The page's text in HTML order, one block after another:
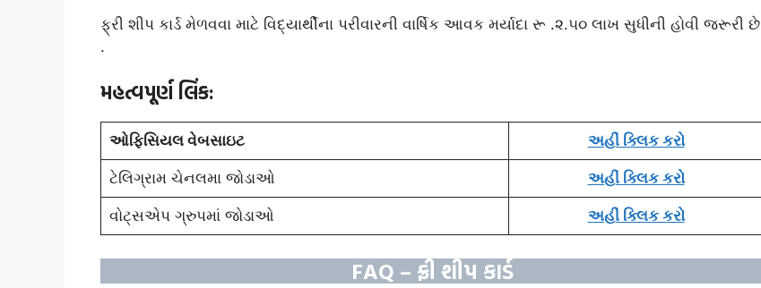
ફ્રી શીપ કાર્ડ મેળવવા માટે વિદ્યાર્થીના પરીવારની વાર્ષિક આવક મર્યાદા રૂ .૨.૫૦ લાખ સુધીની હોવી જરૂરી છે
.
મહત્વપૂર્ણ લિંક:
ઓફિસિયલ વેબસાઇટ અહીં ક્લિક કરો
ટેલિગ્રામ ચેનલમા જોડાઓ અહીં ક્લિક કરો
વોટ્સએપ ગ્રુપમાં જોડાઓ અહીં ક્લિક કરો
FAQ – ફ્રી શીપ કાર્ડ